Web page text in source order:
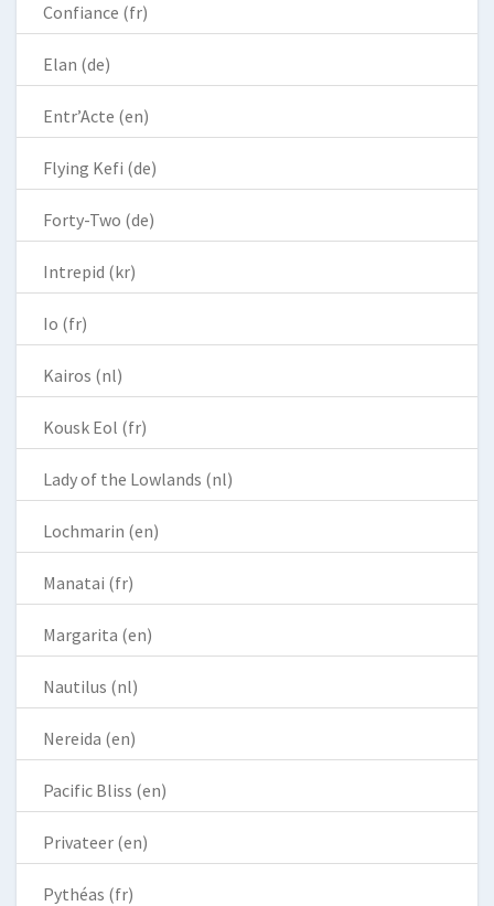
Confiance (fr)
Elan (de)
Entr’Acte (en)
Flying Kefi (de)
Forty-Two (de)
Intrepid (kr)
Io (fr)
Kairos (nl)
Kousk Eol (fr)
Lady of the Lowlands (nl)
Lochmarin (en)
Manatai (fr)
Margarita (en)
Nautilus (nl)
Nereida (en)
Pacific Bliss (en)
Privateer (en)
Pythéas (fr)